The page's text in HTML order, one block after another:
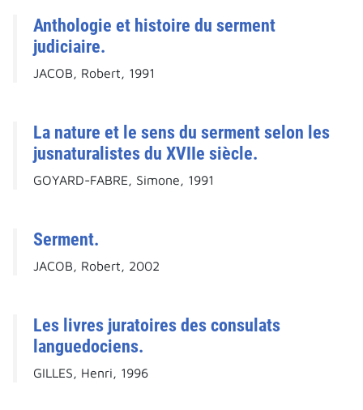
Anthologie et histoire du serment
judiciaire.
JACOB, Robert, 1991
La nature et le sens du serment selon les
jusnaturalistes du XVIIe siècle.
GOYARD-FABRE, Simone, 1991
Serment.
JACOB, Robert, 2002
Les livres juratoires des consulats
languedociens.
GILLES, Henri, 1996